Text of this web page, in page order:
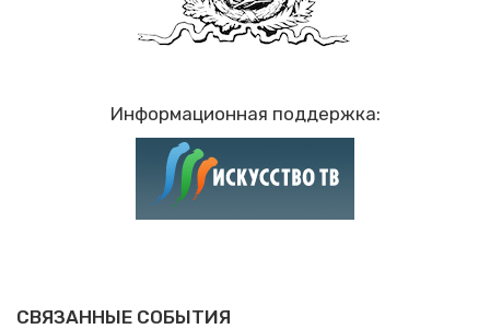
Информационная поддержка:
СВЯЗАННЫЕ СОБЫТИЯ